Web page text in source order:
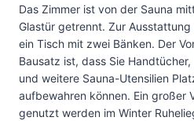
Das Zimmer ist von der Sauna
Glastür getrennt. Zur
ein Tisch mit zwei Bänken. Der
Bausatz ist, dass Sie
und weitere Sauna-Utensilien
aufbewahren können. Ein großer
genutzt werden im Winter